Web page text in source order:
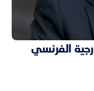
الفرنسي